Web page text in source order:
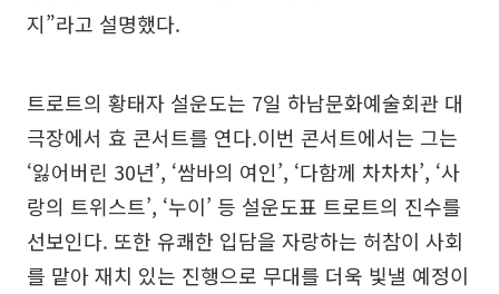
지”라고 설명했다.
트로트의 황태자 설운도는 7일 하남문화예술회관 대
극장에서 효 콘서트를 연다.이번 콘서트에서는 그는
‘잃어버린 30년’, ‘쌈바의 여인’, ‘다함께 차차차’, ‘사
랑의 트위스트’, ‘누이’ 등 설운도표 트로트의 진수를
선보인다. 또한 유쾌한 입담을 자랑하는 허참이 사회
를 맡아 재치 있는 진행으로 무대를 더욱 빛낼 예정이